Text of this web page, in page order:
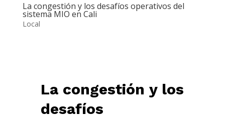
La congestión y los desafíos operativos del
sistema MIO en Cali
Local
La congestión y los
desafíos